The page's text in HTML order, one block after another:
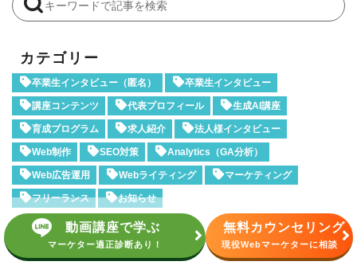
カテゴリー
卒業生インタビュー（匿名） 卒業生インタビュー
講座コンテンツ 代表プロフィール 生成AI講座
育成プログラム 求人紹介 法人様インタビュー
Web制作 SEO対策 Analytics（GA分析）
Web広告運用 Webライティング マーケティング
フリーランス お知らせ
アクセスランキング
動画講座で学ぶ
マーケター適正診断あり！
無料カウンセリング
現役Webマーケターに相談